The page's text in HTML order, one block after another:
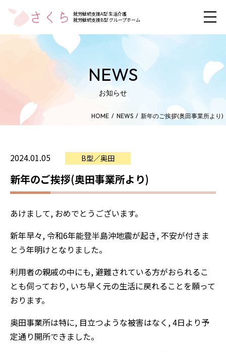
就労継続支援A型 生活介護
就労継続支援B型 グループホーム
NEWS
お知らせ
HOME NEWS 新年のご挨拶(奥田事業所より)
2024.01.05 B型／奥田
新年のご挨拶(奥田事業所より)
あけまして, おめでとうございます。
新年早々, 令和6年能登半島沖地震が起き, 不安が付きま
とう年明けとなりました。
利用者の親戚の中にも, 避難されている方がおられるこ
とも伺っており, いち早く元の生活に戻れることを願って
おります。
奥田事業所は特に, 目立つような被害はなく, 4日より予
定通り開所できました。